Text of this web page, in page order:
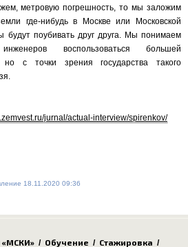
метровую погрешность, то мы заложим
где-нибудь в Москве или Московской
будут поубивать друг друга. Мы понимаем
воспользоваться большей
но с точки зрения государства такого
jurnal/actual-interview/spirenkov/
18.11.2020 09:36
«МСКИ» / Обучение / Стажировка /